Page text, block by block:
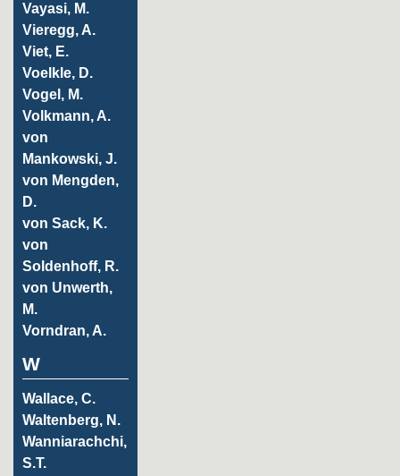
Vayasi, M.
Vieregg, A.
Viet, E.
Voelkle, D.
Vogel, M.
Volkmann, A.
von
Mankowski, J.
von Mengden,
D.
von Sack, K.
von
Soldenhoff, R.
von Unwerth,
M.
Vorndran, A.
W
Wallace, C.
Waltenberg, N.
Wanniarachchi,
S.T.